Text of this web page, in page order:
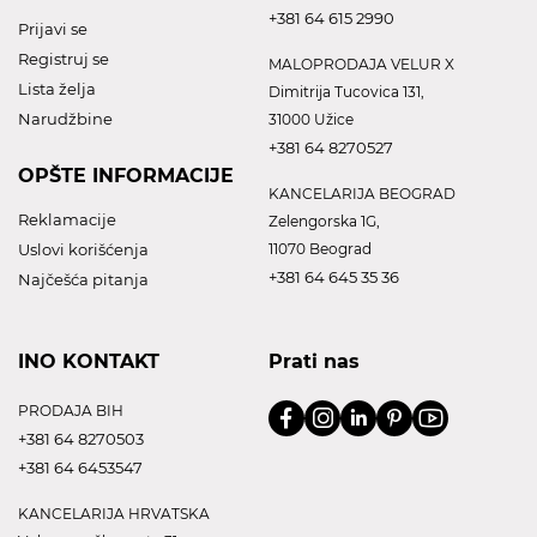
Prijavi se
Registruj se
Lista želja
Narudžbine
OPŠTE INFORMACIJE
Reklamacije
Uslovi korišćenja
Najčešća pitanja
+381 64 615 2990
MALOPRODAJA VELUR X
Dimitrija Tucovica 131,
31000 Užice
+381 64 8270527
KANCELARIJA BEOGRAD
Zelengorska 1G,
11070 Beograd
+381 64 645 35 36
INO KONTAKT
PRODAJA BIH
+381 64 8270503
+381 64 6453547
KANCELARIJA HRVATSKA
Prati nas